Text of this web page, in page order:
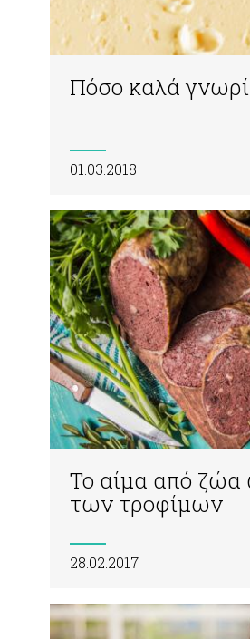
Πόσο καλά
01.03.2018
Το αίμα από ζώα
των τροφίμων
28.02.2017